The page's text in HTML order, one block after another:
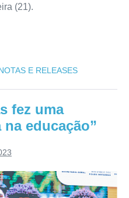
(21).
E RELEASES
fez uma
educação”